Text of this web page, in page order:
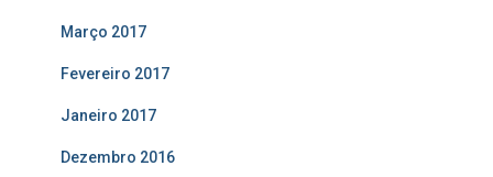
Março 2017
Fevereiro 2017
Janeiro 2017
Dezembro 2016